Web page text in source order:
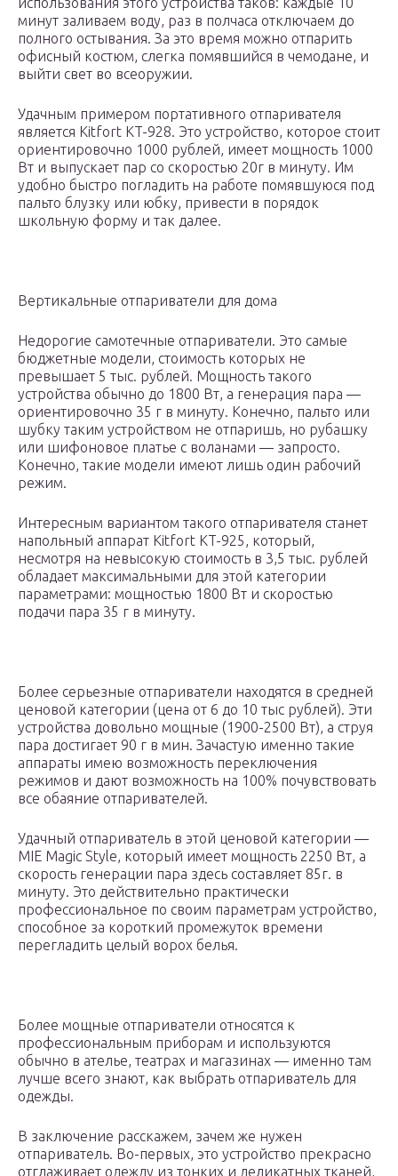
минут заливаем воду, раз в полчаса отключаем до
полного остывания. За это время можно отпарить
офисный костюм, слегка помявшийся в чемодане, и
выйти свет во всеоружии.
Удачным примером портативного отпаривателя
является Kitfort KT-928. Это устройство, которое стоит
ориентировочно 1000 рублей, имеет мощность 1000
Вт и выпускает пар со скоростью 20г в минуту. Им
удобно быстро погладить на работе помявшуюся под
пальто блузку или юбку, привести в порядок
школьную форму и так далее.
Вертикальные отпариватели для дома
Недорогие самотечные отпариватели. Это самые
бюджетные модели, стоимость которых не
превышает 5 тыс. рублей. Мощность такого
устройства обычно до 1800 Вт, а генерация пара —
ориентировочно 35 г в минуту. Конечно, пальто или
шубку таким устройством не отпаришь, но рубашку
или шифоновое платье с воланами — запросто.
Конечно, такие модели имеют лишь один рабочий
режим.
Интересным вариантом такого отпаривателя станет
напольный аппарат Kitfort KT-925, который,
несмотря на невысокую стоимость в 3,5 тыс. рублей
обладает максимальными для этой категории
параметрами: мощностью 1800 Вт и скоростью
подачи пара 35 г в минуту.
Более серьезные отпариватели находятся в средней
ценовой категории (цена от 6 до 10 тыс рублей). Эти
устройства довольно мощные (1900-2500 Вт), а струя
пара достигает 90 г в мин. Зачастую именно такие
аппараты имею возможность переключения
режимов и дают возможность на 100% почувствовать
все обаяние отпаривателей.
Удачный отпариватель в этой ценовой категории —
MIE Magic Style, который имеет мощность 2250 Вт, а
скорость генерации пара здесь составляет 85г. в
минуту. Это действительно практически
профессиональное по своим параметрам устройство,
способное за короткий промежуток времени
перегладить целый ворох белья.
Более мощные отпариватели относятся к
профессиональным приборам и используются
обычно в ателье, театрах и магазинах — именно там
лучше всего знают, как выбрать отпариватель для
одежды.
В заключение расскажем, зачем же нужен
отпариватель. Во-первых, это устройство прекрасно
отглаживает одежду из тонких и деликатных тканей,